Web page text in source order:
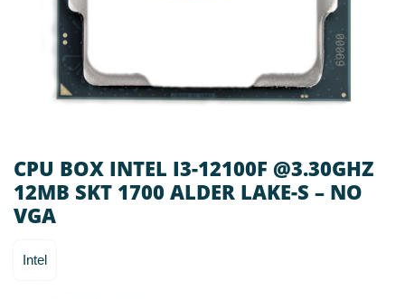
CPU BOX INTEL I3-12100F @3.30GHZ
12MB SKT 1700 ALDER LAKE-S – NO
VGA
Intel